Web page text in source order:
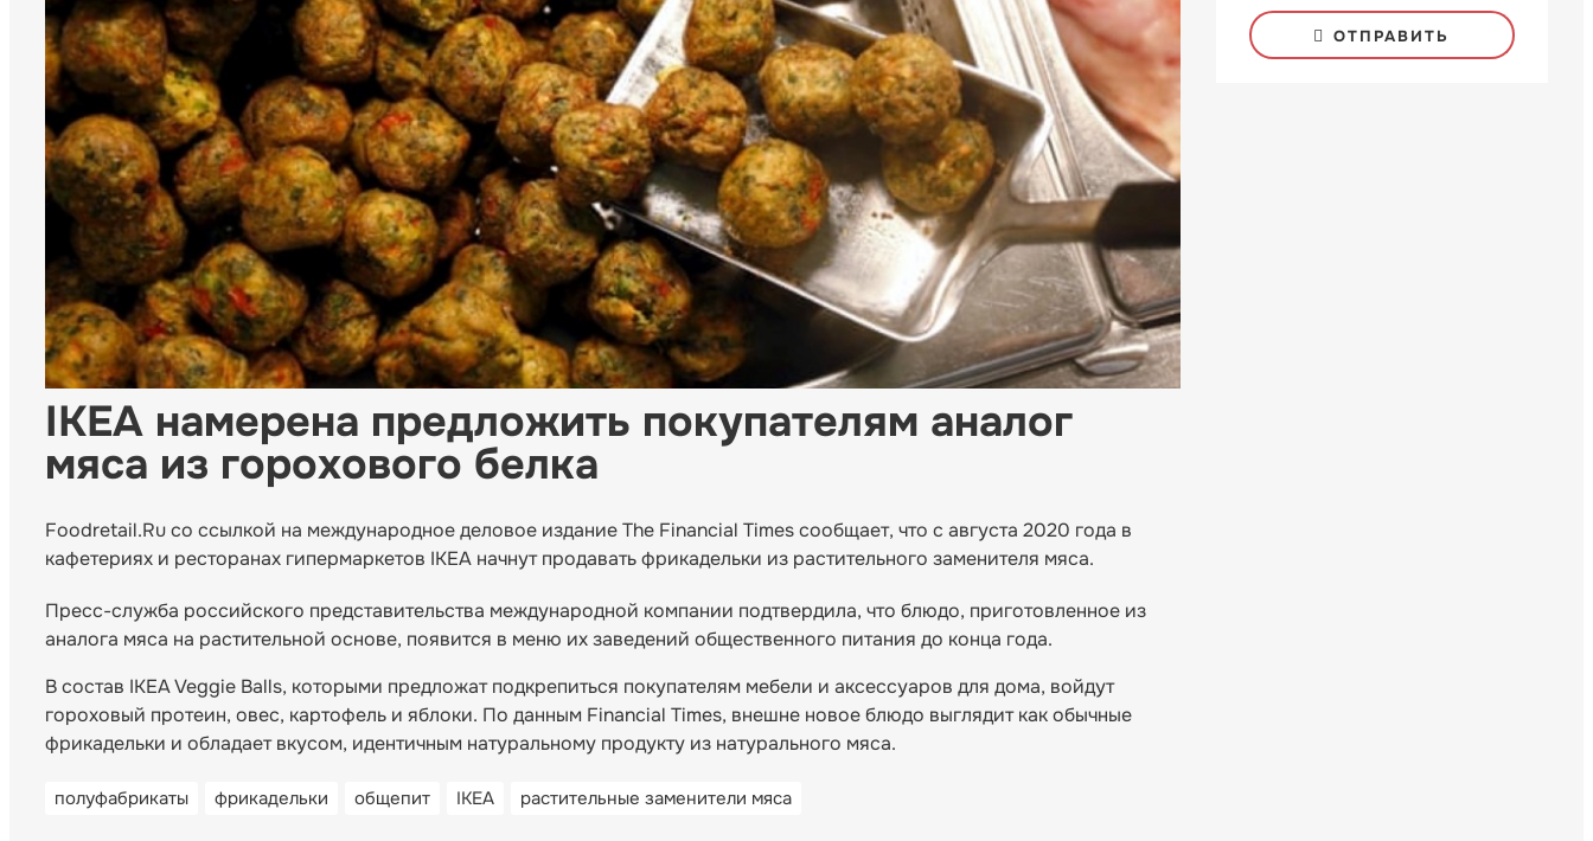
IKEA намерена предложить покупателям аналог
мяса из горохового белка
Foodretail.Ru со ссылкой на международное деловое издание The Financial Times сообщает, что с августа 2020 года в
кафетериях и ресторанах гипермаркетов IKEA начнут продавать фрикадельки из растительного заменителя мяса.
Пресс-служба российского представительства международной компании подтвердила, что блюдо, приготовленное из
аналога мяса на растительной основе, появится в меню их заведений общественного питания до конца года.
В состав IKEA Veggie Balls, которыми предложат подкрепиться покупателям мебели и аксессуаров для дома, войдут
гороховый протеин, овес, картофель и яблоки. По данным Financial Times, внешне новое блюдо выглядит как обычные
фрикадельки и обладает вкусом, идентичным натуральному продукту из натурального мяса.
полуфабрикаты фрикадельки общепит IKEA растительные заменители мяса
ОТПРАВИТЬ